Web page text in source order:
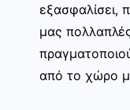
εξασφαλίσει,
μας
από το χώρο